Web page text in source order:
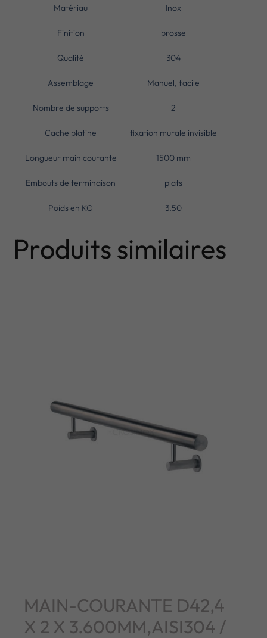
Matériau Inox
Finition brosse
Qualité 304
Assemblage Manuel, facile
Nombre de supports 2
Cache platine fixation murale invisible
Longueur main courante 1500 mm
Embouts de terminaison plats
Poids en KG 3.50
Produits similaires
MAIN-COURANTE D42,4
X 2 X 3.600MM,AISI304 /